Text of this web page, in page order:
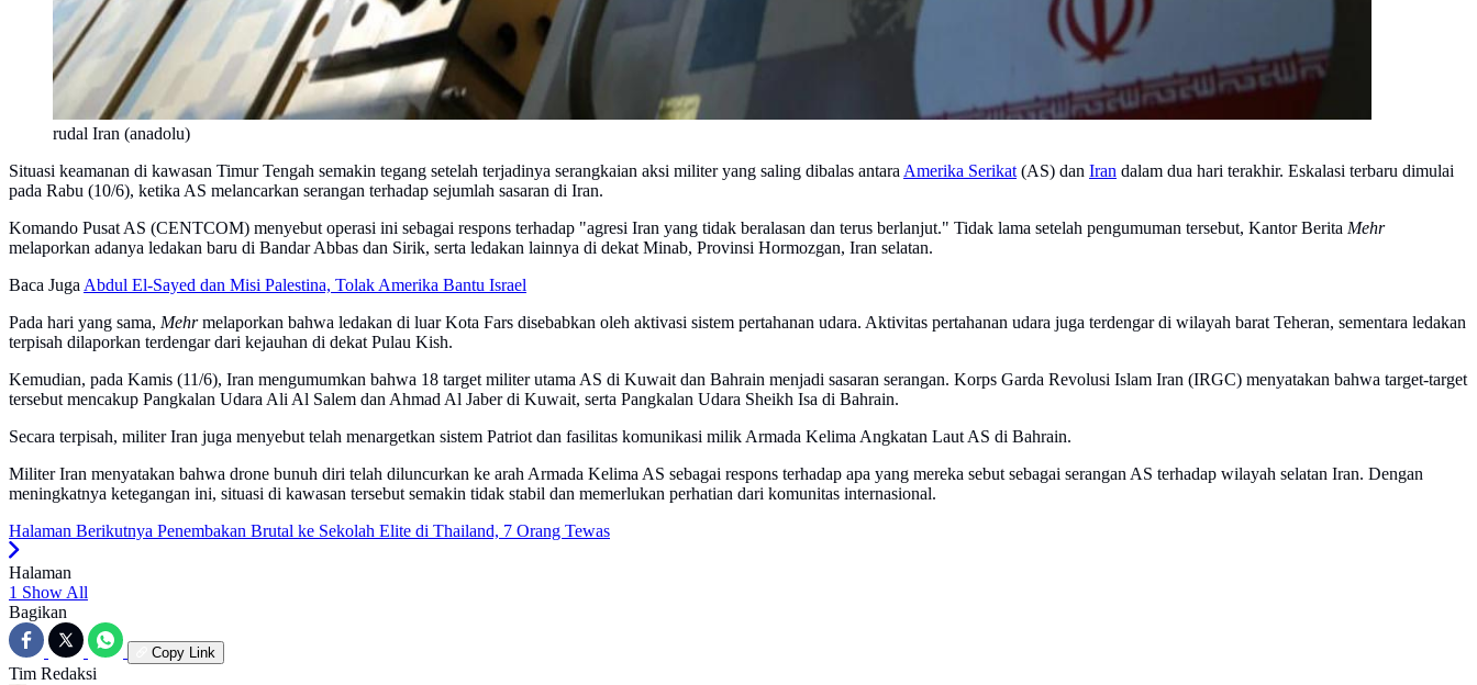
rudal Iran (anadolu)
Situasi keamanan di kawasan Timur Tengah semakin tegang setelah terjadinya serangkaian aksi militer yang saling dibalas antara Amerika Serikat (AS) dan Iran dalam dua hari terakhir. Eskalasi terbaru dimulai
pada Rabu (10/6), ketika AS melancarkan serangan terhadap sejumlah sasaran di Iran.
Komando Pusat AS (CENTCOM) menyebut operasi ini sebagai respons terhadap "agresi Iran yang tidak beralasan dan terus berlanjut." Tidak lama setelah pengumuman tersebut, Kantor Berita Mehr
melaporkan adanya ledakan baru di Bandar Abbas dan Sirik, serta ledakan lainnya di dekat Minab, Provinsi Hormozgan, Iran selatan.
Baca Juga Abdul El-Sayed dan Misi Palestina, Tolak Amerika Bantu Israel
Pada hari yang sama, Mehrmelaporkan bahwa ledakan di luar Kota Fars disebabkan oleh aktivasi sistem pertahanan udara. Aktivitas pertahanan udara juga terdengar di wilayah barat Teheran, sementara ledakan
terpisah dilaporkan terdengar dari kejauhan di dekat Pulau Kish.
Kemudian, pada Kamis (11/6), Iran mengumumkan bahwa 18 target militer utama AS di Kuwait dan Bahrain menjadi sasaran serangan. Korps Garda Revolusi Islam Iran (IRGC) menyatakan bahwa target-target
tersebut mencakup Pangkalan Udara Ali Al Salem dan Ahmad Al Jaber di Kuwait, serta Pangkalan Udara Sheikh Isa di Bahrain.
Secara terpisah, militer Iran juga menyebut telah menargetkan sistem Patriot dan fasilitas komunikasi milik Armada Kelima Angkatan Laut AS di Bahrain.
Militer Iran menyatakan bahwa drone bunuh diri telah diluncurkan ke arah Armada Kelima AS sebagai respons terhadap apa yang mereka sebut sebagai serangan AS terhadap wilayah selatan Iran. Dengan
meningkatnya ketegangan ini, situasi di kawasan tersebut semakin tidak stabil dan memerlukan perhatian dari komunitas internasional.
Halaman Berikutnya Penembakan Brutal ke Sekolah Elite di Thailand, 7 Orang Tewas
Halaman
1 Show All
Bagikan
Copy Link
Tim Redaksi